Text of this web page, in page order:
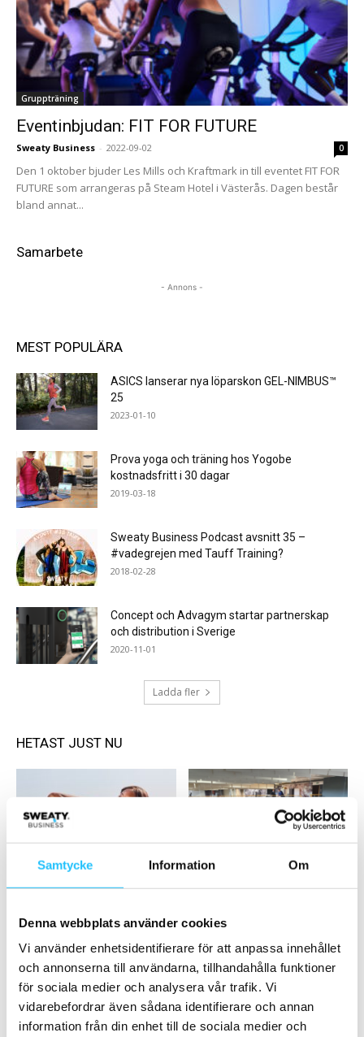
Samtycke Information Om
Denna webbplats använder cookies
Vi använder enhetsidentifierare för att anpassa innehållet
och annonserna till användarna, tillhandahålla funktioner
för sociala medier och analysera vår trafik. Vi
vidarebefordrar även sådana identifierare och annan
information från din enhet till de sociala medier och
Gruppträning
Eventinbjudan: FIT FOR FUTURE
Sweaty Business - 2022-09-02 0
Den 1 oktober bjuder Les Mills och Kraftmark in till eventet FIT FOR
FUTURE som arrangeras på Steam Hotel i Västerås. Dagen består
bland annat...
Samarbete
- Annons -
MEST POPULÄRA
ASICS lanserar nya löparskon GEL-NIMBUS™
25
2023-01-10
Prova yoga och träning hos Yogobe
kostnadsfritt i 30 dagar
2019-03-18
Sweaty Business Podcast avsnitt 35 –
#vadegrejen med Tauff Training?
2018-02-28
Concept och Advagym startar partnerskap
och distribution i Sverige
2020-11-01
Ladda fler
HETAST JUST NU
Hälsa
Så hanterar du din stress
Business
Bildextra: Concept och
kundträff